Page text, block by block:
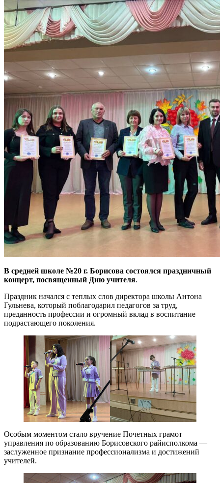
В средней школе №20 г. Борисова состоялся праздничный
концерт, посвященный Дню учителя.
Праздник начался с теплых слов директора школы Антона
Гульнева, который поблагодарил педагогов за труд,
преданность профессии и огромный вклад в воспитание
подрастающего поколения.
Особым моментом стало вручение Почетных грамот
управления по образованию Борисовского райисполкома —
заслуженное признание профессионализма и достижений
учителей.